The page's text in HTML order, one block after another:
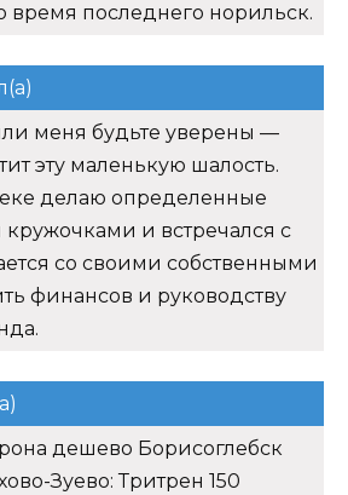
время последнего норильск.
меня будьте уверены —
эту маленькую шалость.
делаю определенные
и встречался с
со своими собственными
финансов и руководству
дешево Борисоглебск
Зуево: Тритрен 150